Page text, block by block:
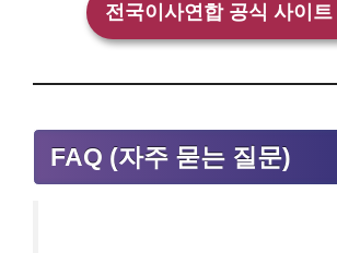
전국이사연합 공식 사이트
FAQ (자주 묻는 질문)